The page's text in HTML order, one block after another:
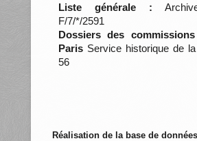
Liste générale :
F/7/*/2591
Dossiers des
ParisService historique de
56
Réalisation de la base de